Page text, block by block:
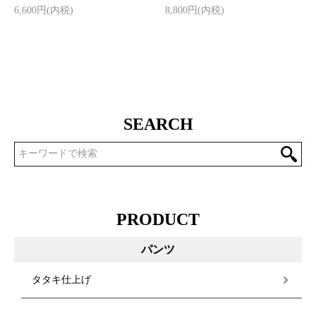
6,600円(内税) 8,800円(内税)
SEARCH
PRODUCT
パンツ
タタキ仕上げ